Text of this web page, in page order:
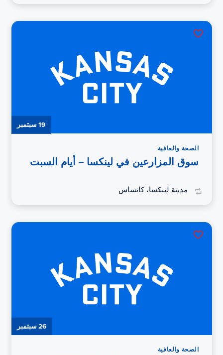
19 سبتمبر
الصحة والعافية
سوق المزارعين في لينكسا – أيام السبت
مدينة لينكسا، كانساس
26 سبتمبر
الصحة والعافية